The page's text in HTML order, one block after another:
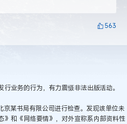
563
业务的行为，有力震慑非法出版活动。
某书局有限公司进行检查。发现该单位未
》和《网络要情》，对外宣称系内部资料性